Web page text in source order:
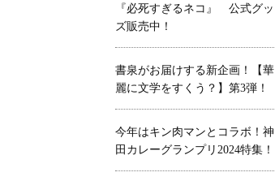
『必死すぎるネコ』 公式グッ
ズ販売中！
書泉がお届けする新企画！【華
麗に文学をすくう？】第3弾！
今年はキン肉マンとコラボ！神
田カレーグランプリ2024特集！